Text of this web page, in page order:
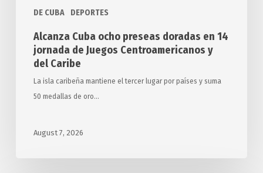
DE CUBA DEPORTES
CaribeAlcanza Cuba ocho preseas doradas en 14
jornada de Juegos Centroamericanos y
del Caribe
La isla caribeña mantiene el tercer lugar por países y suma
50 medallas de oro…
August 7, 2026